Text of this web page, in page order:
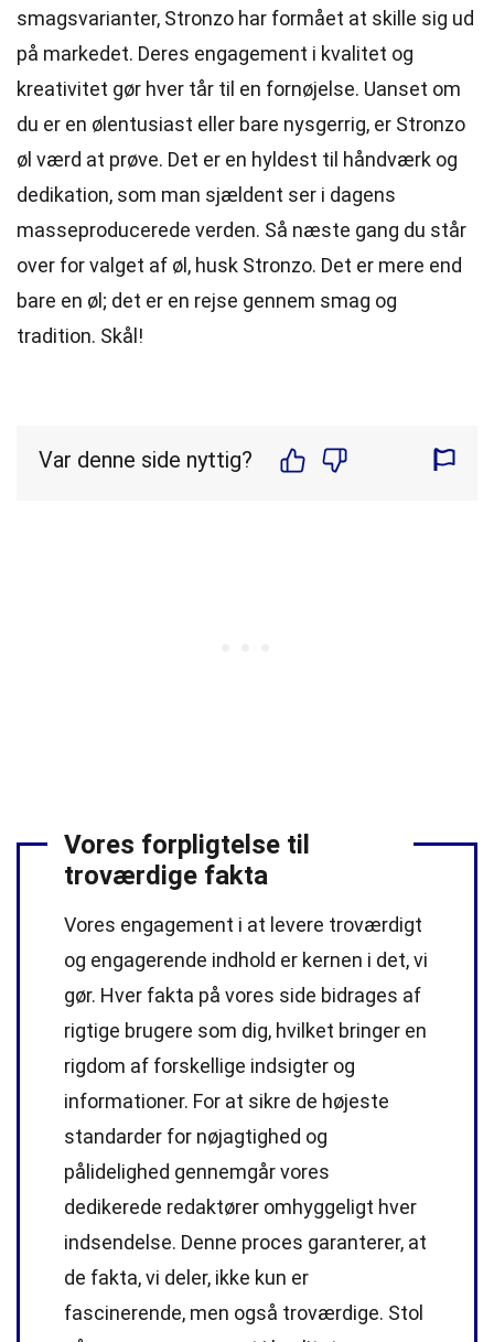
smagsvarianter, Stronzo har formået at skille sig ud
på markedet. Deres engagement i kvalitet og
kreativitet gør hver tår til en fornøjelse. Uanset om
du er en ølentusiast eller bare nysgerrig, er Stronzo
øl værd at prøve. Det er en hyldest til håndværk og
dedikation, som man sjældent ser i dagens
masseproducerede verden. Så næste gang du står
over for valget af øl, husk Stronzo. Det er mere end
bare en øl; det er en rejse gennem smag og
tradition. Skål!
Var denne side nyttig?
Vores forpligtelse til
troværdige fakta
Vores engagement i at levere troværdigt
og engagerende indhold er kernen i det, vi
gør. Hver fakta på vores side bidrages af
rigtige brugere som dig, hvilket bringer en
rigdom af forskellige indsigter og
informationer. For at sikre de højeste
standarder for nøjagtighed og
pålidelighed gennemgår vores
dedikerede redaktører omhyggeligt hver
indsendelse. Denne proces garanterer, at
de fakta, vi deler, ikke kun er
fascinerende, men også troværdige. Stol